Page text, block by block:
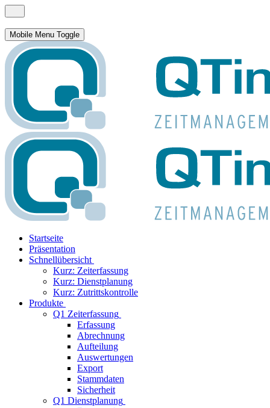
Mobile Menu Toggle
Startseite
Präsentation
Schnellübersicht
Kurz: Zeiterfassung
Kurz: Dienstplanung
Kurz: Zutrittskontrolle
Produkte
Q1 Zeiterfassung
Erfassung
Abrechnung
Aufteilung
Auswertungen
Export
Stammdaten
Sicherheit
Q1 Dienstplanung